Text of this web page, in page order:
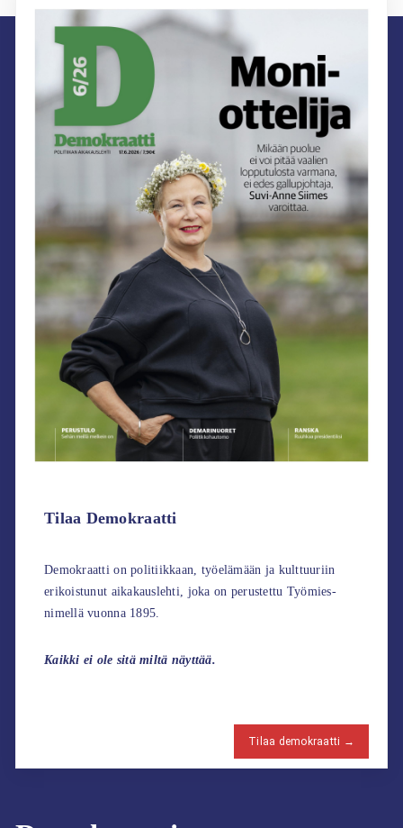
Tilaa Demokraatti
Demokraatti on politiikkaan, työelämään ja kulttuuriin
erikoistunut aikakauslehti, joka on perustettu Työmies-
nimellä vuonna 1895.
Kaikki ei ole sitä miltä näyttää.
Tilaa demokraatti →